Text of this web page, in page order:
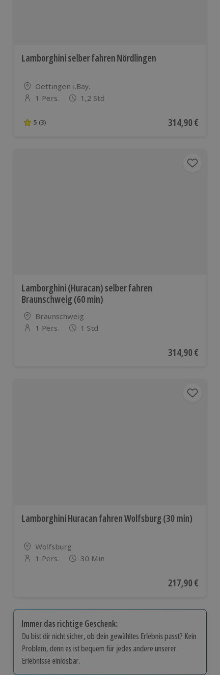
Lamborghini selber fahren Nördlingen
Standort
Oettingen i.Bay.
Anzahl der Teilnehmer
1 Pers. 1,2 Std
5 von 5 Sternen basierend auf 3 Bewertungen
5 (3) Aktueller Preis
314,90 €
Lamborghini (Huracan) selber fahren
Braunschweig (60 min)
Standort
Braunschweig
Anzahl der Teilnehmer
1 Pers. 1 Std
Aktueller Preis
314,90 €
Lamborghini Huracan fahren Wolfsburg (30 min)
Standort
Wolfsburg
Anzahl der Teilnehmer
1 Pers. 30 Min
Aktueller Preis
217,90 €
Immer das richtige Geschenk:
Du bist dir nicht sicher, ob dein gewähltes Erlebnis passt? Kein
Problem, denn es ist bequem für jedes andere unserer
Erlebnisse einlösbar.